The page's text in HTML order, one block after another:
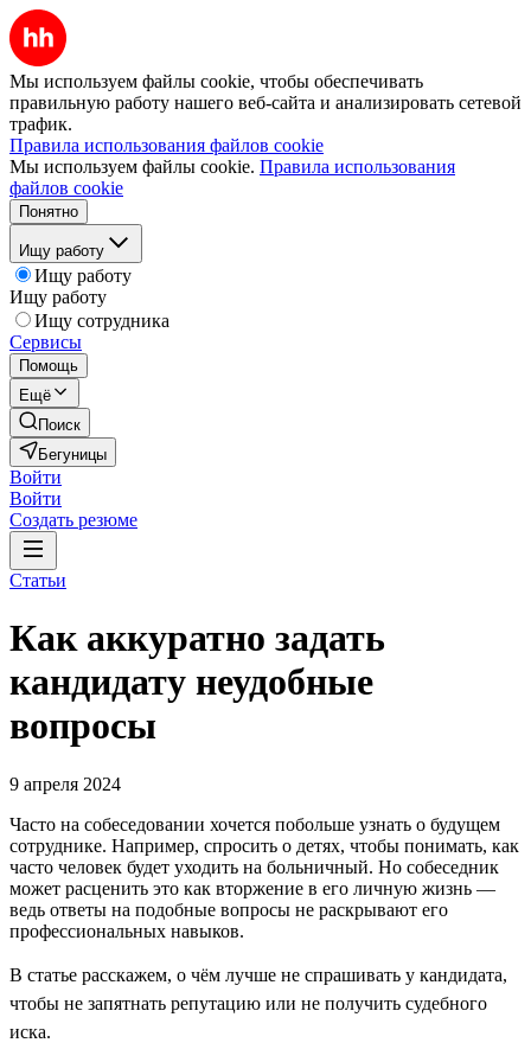
Мы используем файлы cookie, чтобы обеспечивать
правильную работу нашего веб-сайта и анализировать сетевой
трафик.
Правила использования файлов cookie
Мы используем файлы cookie. Правила использования
файлов cookie
Понятно
Ищу работу
Ищу работу
Ищу работу
Ищу сотрудника
Сервисы
Помощь
Ещё
Поиск
Бегуницы
Войти
Войти
Создать резюме
Статьи
Как аккуратно задать
кандидату неудобные
вопросы
9 апреля 2024
Часто на собеседовании хочется побольше узнать о будущем
сотруднике. Например, спросить о детях, чтобы понимать, как
часто человек будет уходить на больничный. Но собеседник
может расценить это как вторжение в его личную жизнь —
ведь ответы на подобные вопросы не раскрывают его
профессиональных навыков.
В статье расскажем, о чём лучше не спрашивать у кандидата,
чтобы не запятнать репутацию или не получить судебного
иска.